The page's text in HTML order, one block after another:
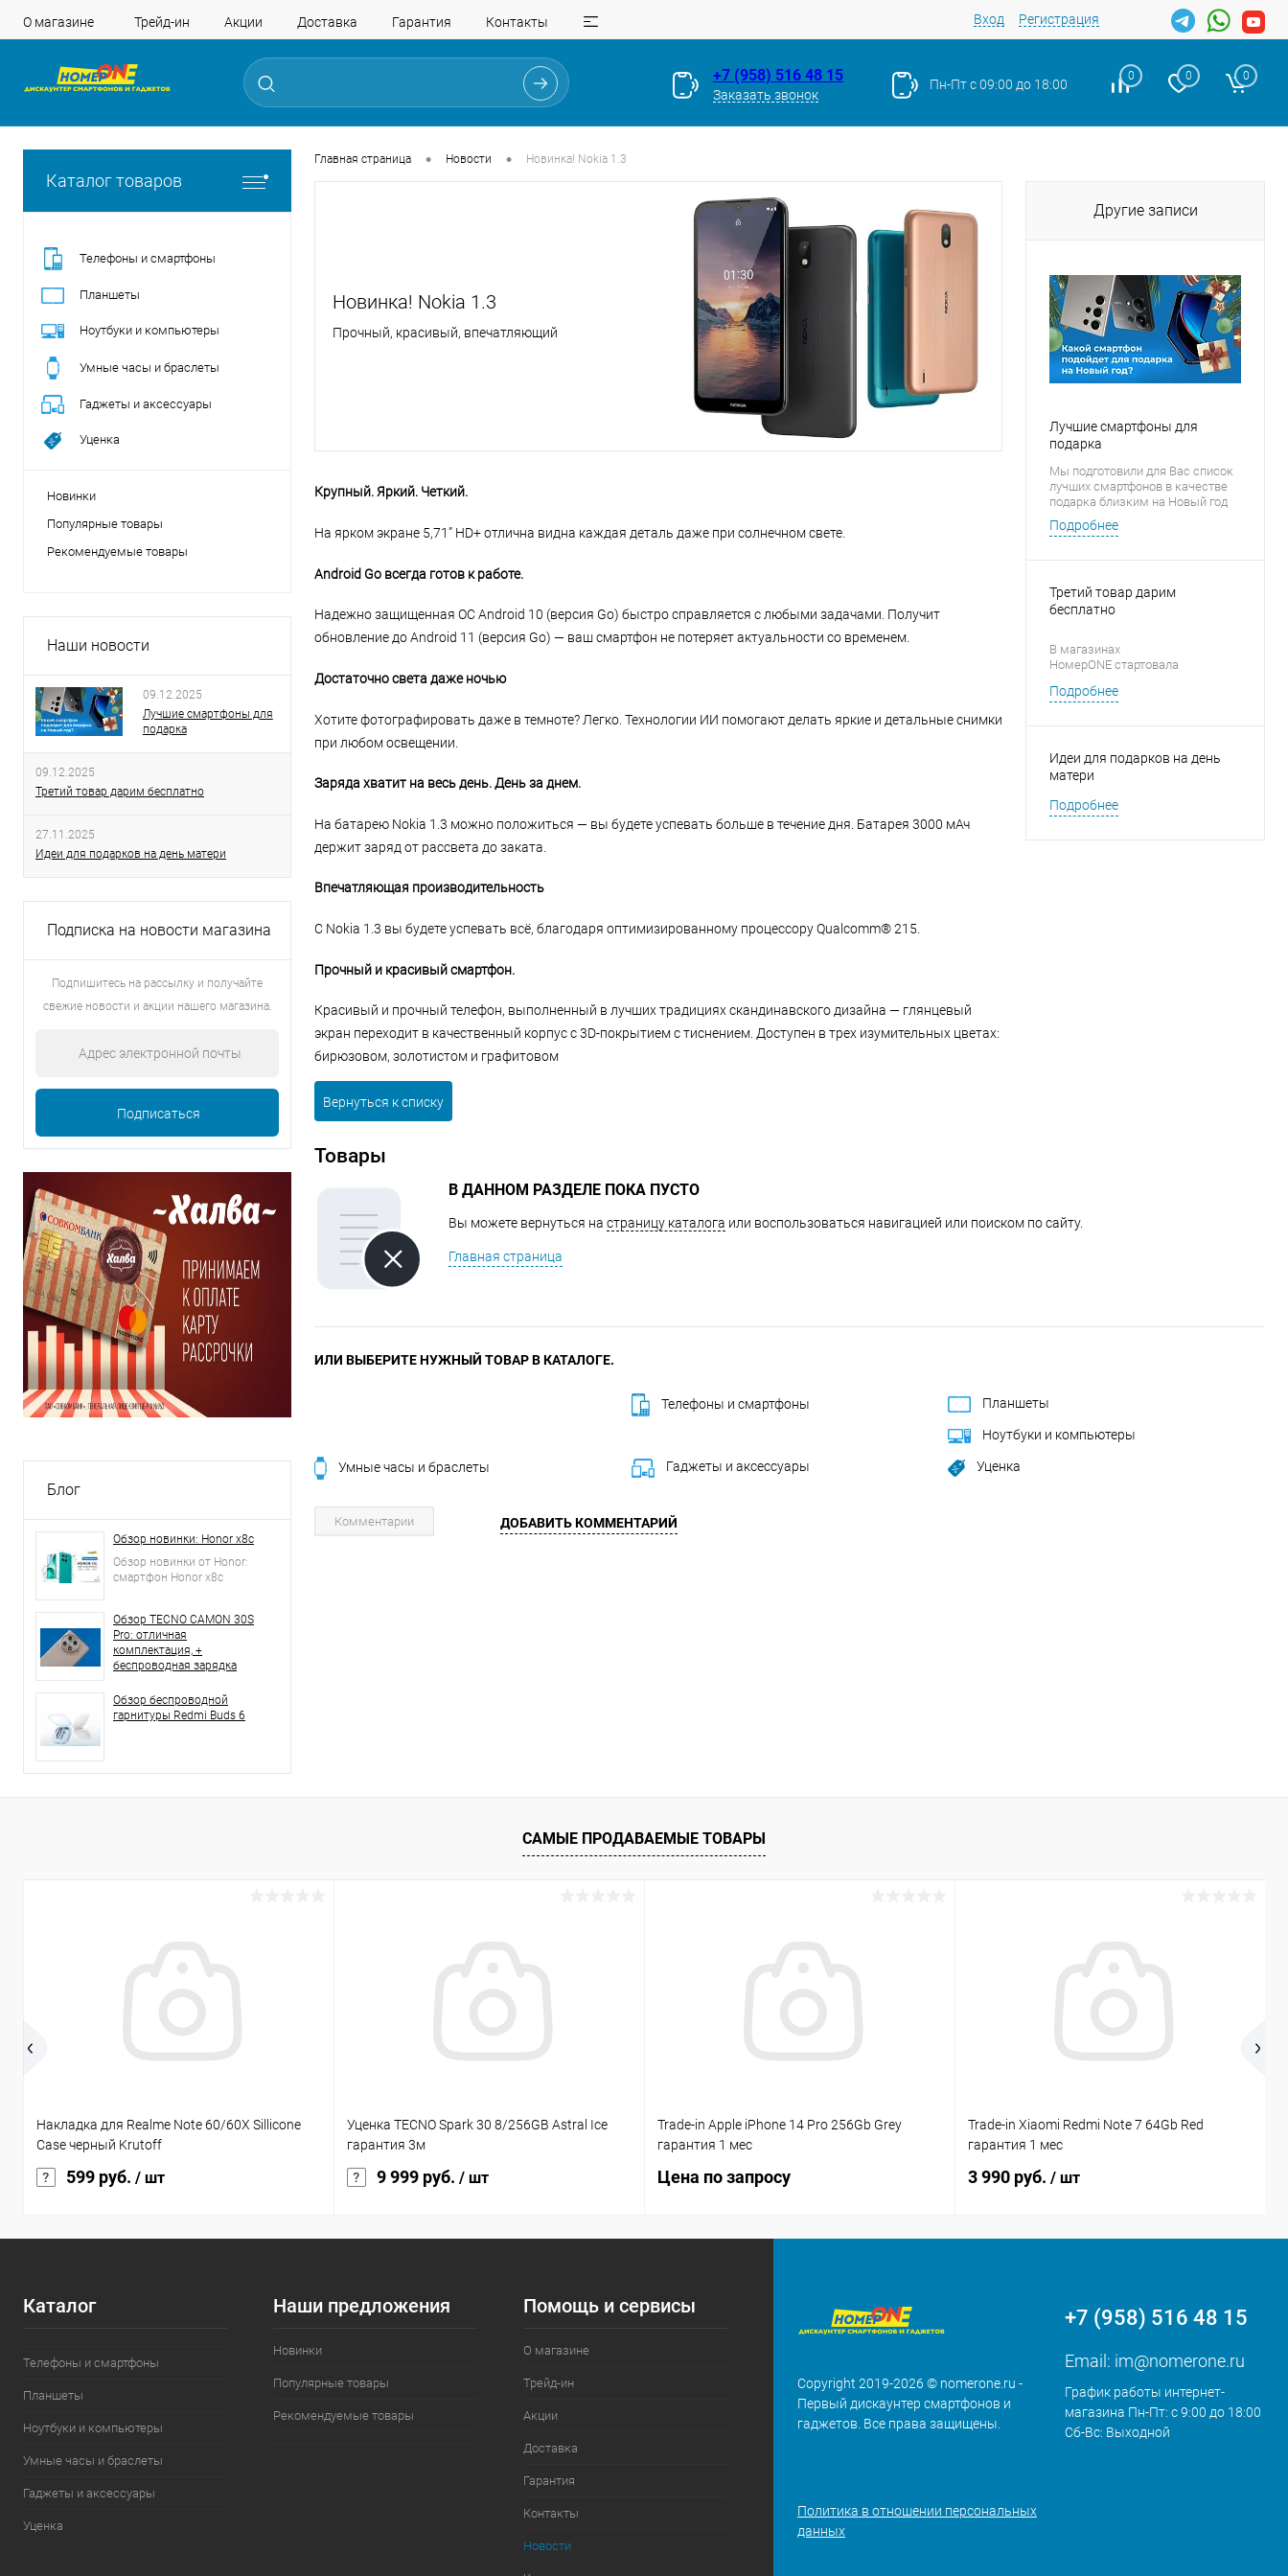
О магазине Трейд-ин Акции Доставка Гарантия Контакты Вход Регистрация
+7 (958) 516 48 15
Заказать звонок
Пн-Пт с 09:00 до 18:00
0 0 0
Каталог товаров
Телефоны и смартфоны
Планшеты
Ноутбуки и компьютеры
Умные часы и браслеты
Гаджеты и аксессуары
Уценка
Новинки
Популярные товары
Рекомендуемые товары
Наши новости
09.12.2025
Лучшие смартфоны для
подарка
09.12.2025
Третий товар дарим бесплатно
27.11.2025
Идеи для подарков на день матери
Подписка на новости магазина
Подпишитесь на рассылку и получайте
свежие новости и акции нашего магазина.
Блог
Обзор новинки: Honor x8c
Обзор новинки от Honor:
смартфон Honor x8c
Обзор TECNO CAMON 30S
Pro: отличная
комплектация, +
беспроводная зарядка
Обзор беспроводной
гарнитуры Redmi Buds 6
Главная страница • Новости • Новинка! Nokia 1.3
Новинка! Nokia 1.3
Прочный, красивый, впечатляющий
Крупный. Яркий. Четкий.
На ярком экране 5,71” HD+ отлична видна каждая деталь даже при солнечном свете.
Android Go всегда готов к работе.
Надежно защищенная ОС Android 10 (версия Go) быстро справляется с любыми задачами. Получит
обновление до Android 11 (версия Go) — ваш смартфон не потеряет актуальности со временем.
Достаточно света даже ночью
Хотите фотографировать даже в темноте? Легко. Технологии ИИ помогают делать яркие и детальные снимки
при любом освещении.
Заряда хватит на весь день. День за днем.
На батарею Nokia 1.3 можно положиться — вы будете успевать больше в течение дня. Батарея 3000 мАч
держит заряд от рассвета до заката.
Впечатляющая производительность
С Nokia 1.3 вы будете успевать всё, благодаря оптимизированному процессору Qualcomm® 215.
Прочный и красивый смартфон.
Красивый и прочный телефон, выполненный в лучших традициях скандинавского дизайна — глянцевый
экран переходит в качественный корпус с 3D-покрытием с тиснением. Доступен в трех изумительных цветах:
бирюзовом, золотистом и графитовом
Вернуться к списку
Другие записи
Лучшие смартфоны для
подарка
Мы подготовили для Вас список
лучших смартфонов в качестве
подарка близким на Новый год
Подробнее
Третий товар дарим
бесплатно
В магазинах
НомерONE стартовала
аксессуары для смартфонов
Подробнее
Идеи для подарков на день
матери
Подробнее
Товары
В ДАННОМ РАЗДЕЛЕ ПОКА ПУСТО
Вы можете вернуться на страницу каталога или воспользоваться навигацией или поиском по сайту.
Главная страница
ИЛИ ВЫБЕРИТЕ НУЖНЫЙ ТОВАР В КАТАЛОГЕ.
Телефоны и смартфоны Планшеты
Ноутбуки и компьютеры
Умные часы и браслеты Гаджеты и аксессуары Уценка
Комментарии ДОБАВИТЬ КОММЕНТАРИЙ
САМЫЕ ПРОДАВАЕМЫЕ ТОВАРЫ
Накладка для Realme Note 60/60X Sillicone
Case черный Krutoff
599 руб. / шт
Уценка TECNO Spark 30 8/256GB Astral Ice
гарантия 3м
9 999 руб. / шт
Trade-in Apple iPhone 14 Pro 256Gb Grey
гарантия 1 мес
Цена по запросу
Trade-in Xiaomi Redmi Note 7 64Gb Red
гарантия 1 мес
3 990 руб. / шт
Каталог
Телефоны и смартфоны
Планшеты
Ноутбуки и компьютеры
Умные часы и браслеты
Гаджеты и аксессуары
Уценка
Наши предложения
Новинки
Популярные товары
Рекомендуемые товары
Помощь и сервисы
О магазине
Трейд-ин
Акции
Доставка
Гарантия
Контакты
Новости
Copyright 2019-2026 © nomerone.ru -
Первый дискаунтер смартфонов и
гаджетов. Все права защищены.
Политика в отношении персональных
данных
+7 (958) 516 48 15
Email: im@nomerone.ru
График работы интернет-
магазина Пн-Пт: с 9:00 до 18:00
Сб-Вс: Выходной